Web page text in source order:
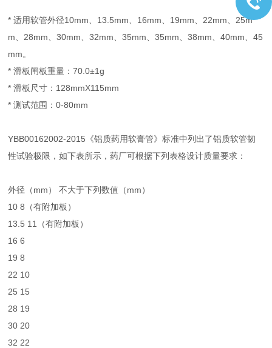
* 适用软管外径10mm、13.5mm、16mm、19mm、22mm、25m
m、28mm、30mm、32mm、35mm、35mm、38mm、40mm、45
mm。
* 滑板闸板重量：70.0±1g
* 滑板尺寸：128mmX115mm
* 测试范围：0-80mm
YBB00162002-2015《铝质药用软膏管》标准中列出了铝质软管韧
性试验极限，如下表所示，药厂可根据下列表格设计质量要求：
外径（mm）
不大于下列数值（mm）
10 8（有附加板）
13.5 11（有附加板）
16 6
19 8
22 10
25 15
28 19
30 20
32 22